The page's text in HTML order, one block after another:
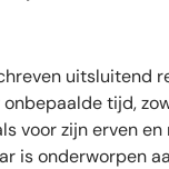
uitsluitend
tijd,
voor zijn erven
is onderworpen